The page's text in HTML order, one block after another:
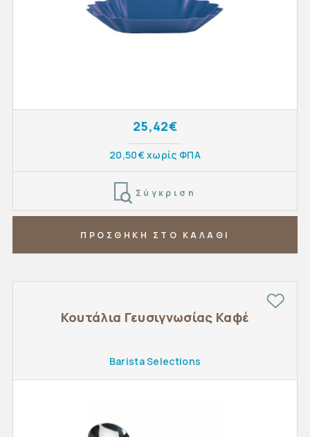
25,42€
20,50€ χωρίς ΦΠΑ
Σύγκριση
ΠΡΟΣΘΗΚΗ ΣΤΟ ΚΑΛΑΘΙ
Κουτάλια Γευσιγνωσίας Καφέ
Barista Selections